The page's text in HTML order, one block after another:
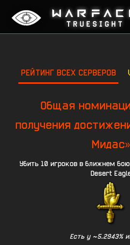
РЕЙТИНГ ВСЕХ СЕРВЕРОВ
Общая
получения
Мидас»
Убить 10 игроков в ближнем
Desert
Есть у ~5.2943%